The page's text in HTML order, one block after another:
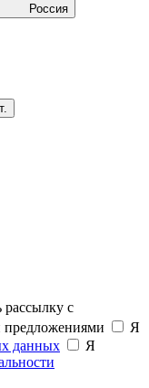
Россия
рассылку с
Я
данных
Я